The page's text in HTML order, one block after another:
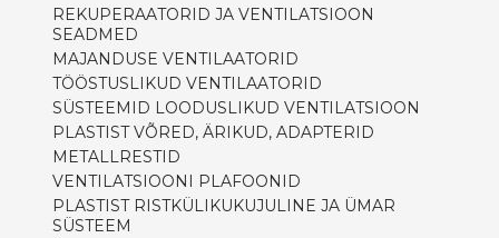
REKUPERAATORID JA VENTILATSIOON
SEADMED
MAJANDUSE VENTILAATORID
TÖÖSTUSLIKUD VENTILAATORID
SÜSTEEMID LOODUSLIKUD VENTILATSIOON
PLASTIST VÕRED, ÄRIKUD, ADAPTERID
METALLRESTID
VENTILATSIOONI PLAFOONID
PLASTIST RISTKÜLIKUKUJULINE JA ÜMAR
SÜSTEEM